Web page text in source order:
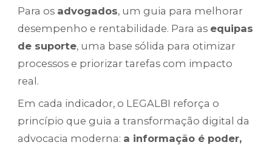
Para os advogados, um guia para melhorar
desempenho e rentabilidade. Para as equipas
de suporte, uma base sólida para otimizar
processos e priorizar tarefas com impacto
real.
Em cada indicador, o LEGALBI reforça o
princípio que guia a transformação digital da
advocacia moderna: a informação é poder,